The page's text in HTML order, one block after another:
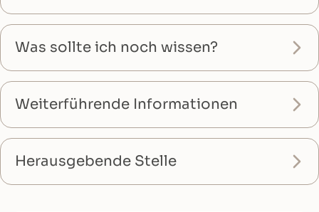
Was sollte ich noch wissen?
Weiterführende Informationen
Herausgebende Stelle